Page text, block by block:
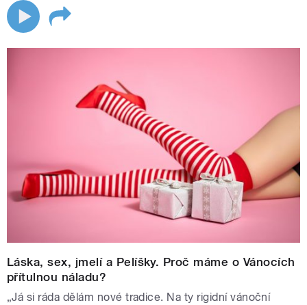
Láska, sex, jmelí a Pelíšky. Proč máme o Vánocích
přítulnou náladu?
„Já si ráda dělám nové tradice. Na ty rigidní vánoční